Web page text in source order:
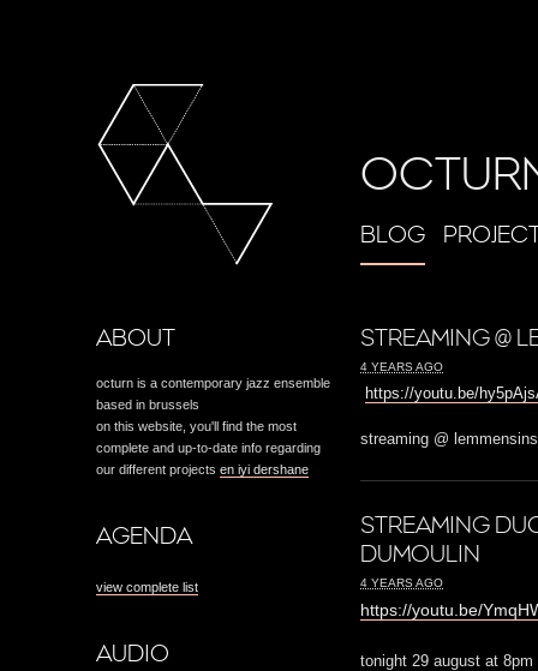
BLOG
ABOUT
octurn is a contemporary jazz ensemble
based in brussels
on this website, you'll find the most
complete and up-to-date info regarding
our different projects en iyi dershane
AGENDA
view complete list
AUDIO
STREAMING @
4 YEARS AGO
https://youtu.be/
streaming @
STREAMING
DUMOULIN
4 YEARS AGO
https://youtu.be/
tonight 29 august at 8pm